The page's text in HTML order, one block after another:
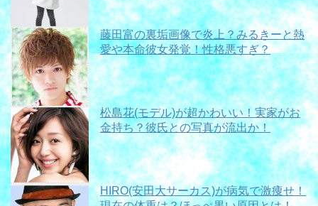
藤田富の裏垢画像で炎上？みるきーと熱
愛や本命彼女発覚！性格悪すぎ？
松島花(モデル)が超かわいい！実家がお
金持ち？彼氏との写真が流出か！
HIRO(安田大サーカス)が病気で激痩せ！